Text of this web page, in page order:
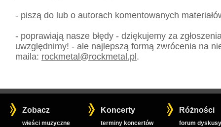
- piszą do lub o autorach komentowanych
- poprawiają nasze błędy - dziękujemy za
uwzględnimy! - ale najlepszą formą zwrócenia na
maila: rockmetal@rockmetal.pl.
Zobacz
wieści muzyczne
Koncerty
terminy koncertów
Różności
forum